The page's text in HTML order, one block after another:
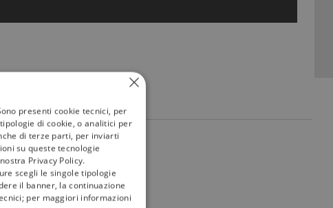
mytivù
presenti cookie tecnici, per
di cookie, o analitici per
di terze parti, per inviarti
su queste tecnologie
Privacy Policy.
scegli le singole tipologie
il banner, la continuazione
per maggiori informazioni